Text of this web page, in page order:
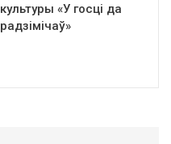
культуры «У госці да
радзімічаў»